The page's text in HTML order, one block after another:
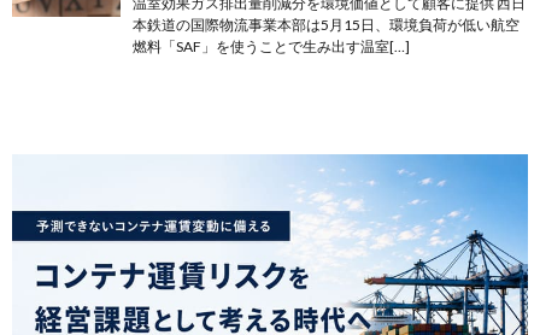
本鉄道の国際物流事業本部は5月15日、環境負荷が低い航空
燃料「SAF」を使うことで生み出す温室[…]